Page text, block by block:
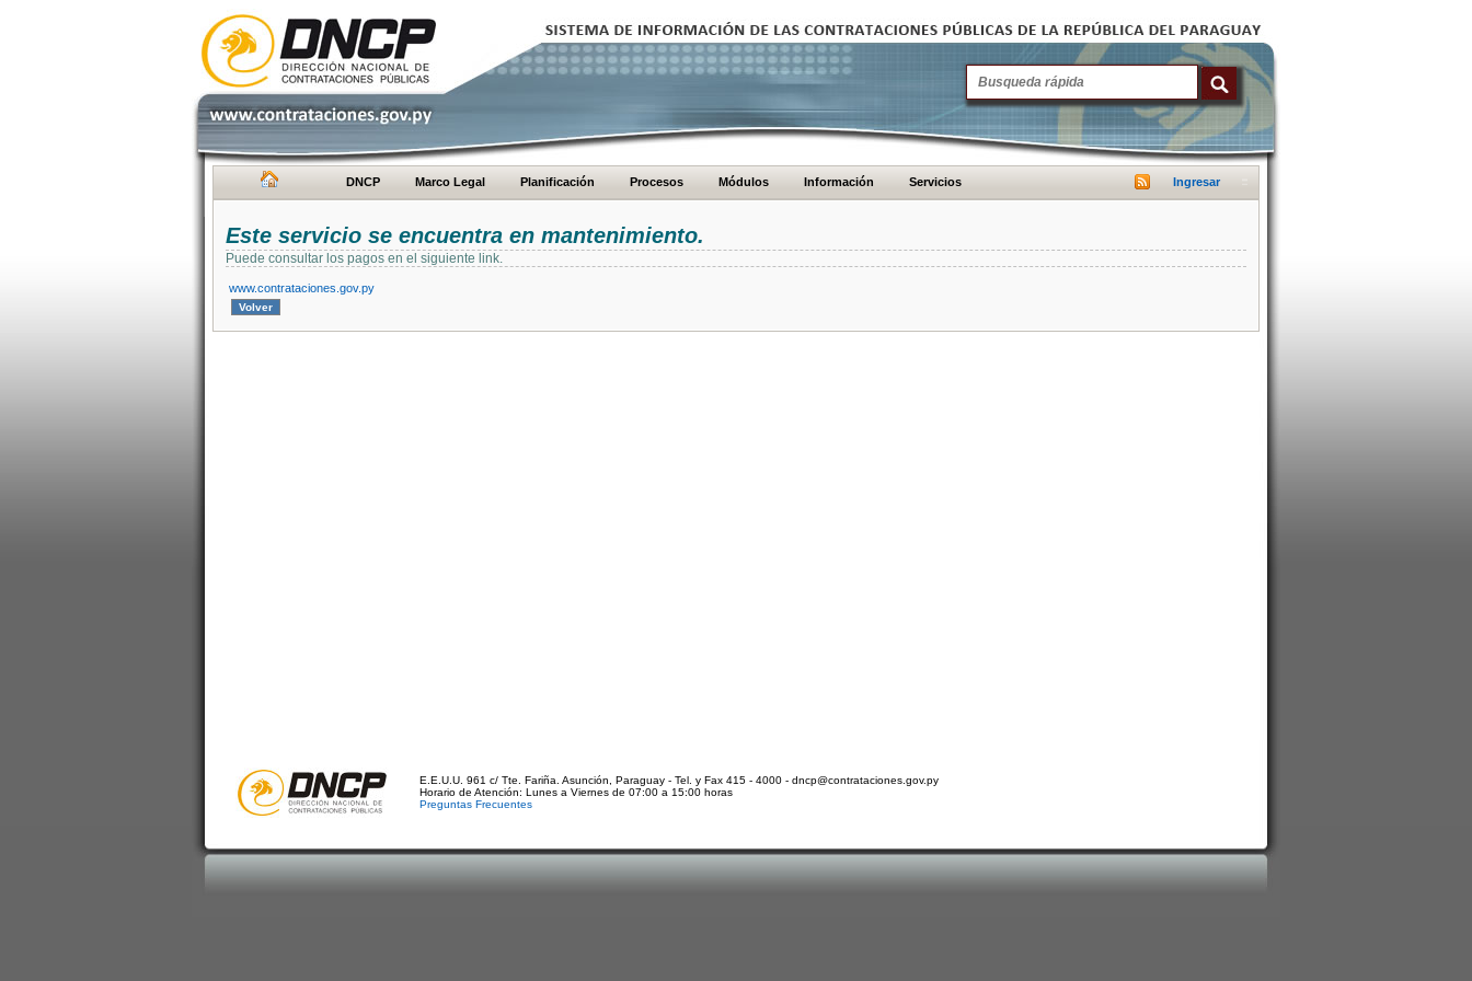
DNCP Marco Legal Planificación Procesos Módulos Información Servicios Ingresar
Este servicio se encuentra en mantenimiento.
Puede consultar los pagos en el siguiente link.
www.contrataciones.gov.py
E.E.U.U. 961 c/ Tte. Fariña. Asunción, Paraguay - Tel. y Fax 415 - 4000 - dncp@contrataciones.gov.py
Horario de Atención: Lunes a Viernes de 07:00 a 15:00 horas
Preguntas Frecuentes